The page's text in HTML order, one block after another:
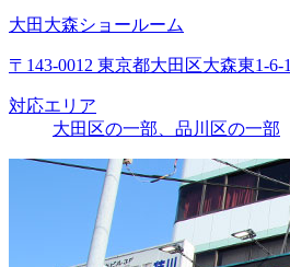
大田大森ショールーム
〒143-0012 東京都大田区大森東1-6-1
対応エリア
大田区の一部、品川区の一部